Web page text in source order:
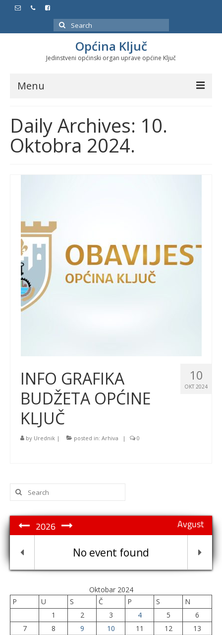
Search
for:
Općina Ključ
Jedinstveni općinski organ uprave općine Ključ
Menu
Službeni glasnici
Javne nabavke
Značajni datumi i manifestacije
Daily Archives: 10.
Oktobra 2024.
10
OKT 2024
INFO GRAFIKA
BUDŽETA OPĆINE
KLJUČ
by Urednik | posted in: Arhiva | 0
Search
for:
Avgust
2026
No event found
Oktobar 2024
P
U S Č P S
N
1
2 3 4 5
6
7
8 9 10 11 12
13